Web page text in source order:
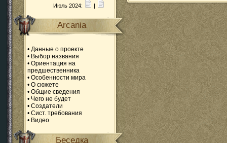
Июль 2024:
|
Arcania
• Данные о проекте
• Выбор названия
• Ориентация на
предшественника
• Особенности мира
• О сюжете
• Общие сведения
• Чего не будет
• Создатели
• Сист. требования
• Видео
Беседка